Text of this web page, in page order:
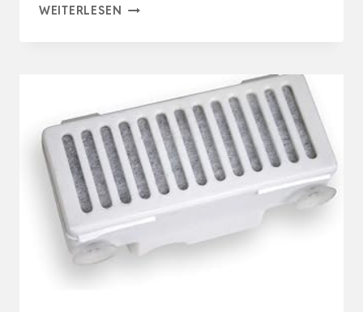
WEITERLESEN WASSERFILTER
DUNKEL-
BLAU
|
KANNENFILTER
MIT
HÖCHSTER
FILTERLEISTUNG